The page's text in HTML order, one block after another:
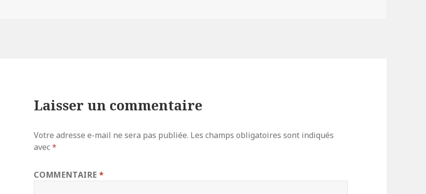
Laisser un commentaire
Votre adresse e-mail ne sera pas publiée. Les champs obligatoires sont indiqués
avec*
COMMENTAIRE*